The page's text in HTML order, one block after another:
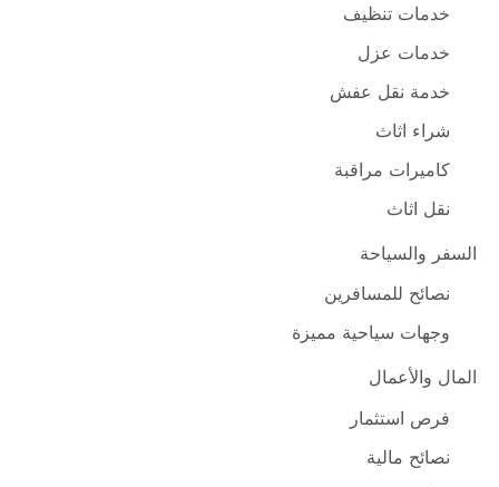
خدمات تنظيف
خدمات عزل
خدمة نقل عفش
شراء اثاث
كاميرات مراقبة
نقل اثاث
السفر والسياحة
نصائح للمسافرين
وجهات سياحية مميزة
المال والأعمال
فرص استثمار
نصائح مالية